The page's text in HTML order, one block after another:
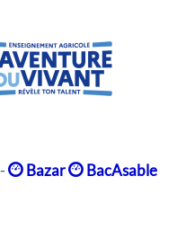
- Bazar BacAsable